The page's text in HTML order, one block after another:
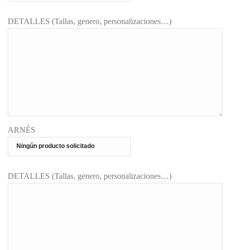
DETALLES (Tallas, genero, personalizaciones…)
ARNÉS
DETALLES (Tallas, genero, personalizaciones…)